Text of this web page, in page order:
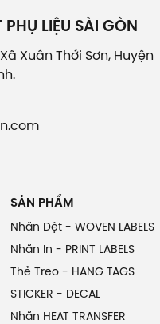
LIỆU SÀI GÒN
Xuân Thới Sơn, Huyện
SẢN PHẨM
Nhãn Dệt - WOVEN LABELS
Nhãn In - PRINT LABELS
Thẻ Treo - HANG TAGS
STICKER - DECAL
Nhãn HEAT TRANSFER